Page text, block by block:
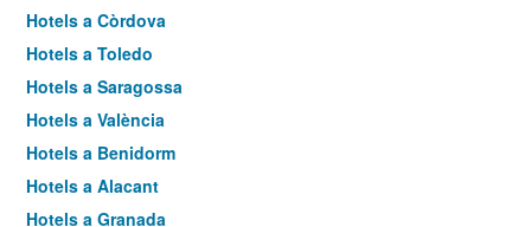
Hotels a Còrdova
Hotels a Toledo
Hotels a Saragossa
Hotels a València
Hotels a Benidorm
Hotels a Alacant
Hotels a Granada